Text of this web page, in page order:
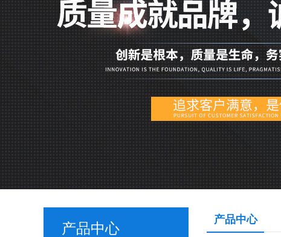
产品中心
产品中心